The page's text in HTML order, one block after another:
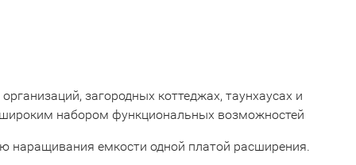
загородных коттеджах, таунхаусах и
набором функциональных возможностей
наращивания емкости одной платой расширения.